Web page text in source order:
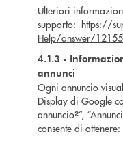
Ulteriori
supporto: https://
Help/answer/
4.1.3 -
annunci
Ogni annuncio
Display di Google
annuncio?”,
consente di ottenere: